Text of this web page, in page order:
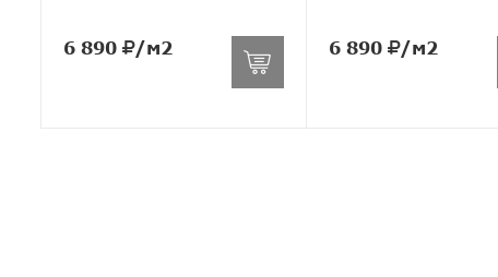
6 890 /м2 6 890 /м2